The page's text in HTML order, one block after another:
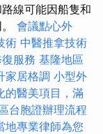
線可能因船隻和
會議點心外
術 中醫推拿技術
服務 基隆地區
家居格調 小型外
的醫美項目，滿
台胞證辦理流程
地專業律師為您